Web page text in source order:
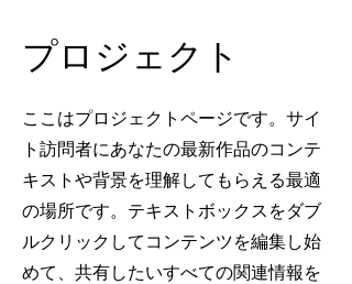
プロジェクト
ここはプロジェクトページです。サイ
ト訪問者にあなたの最新作品のコンテ
キストや背景を理解してもらえる最適
の場所です。テキストボックスをダブ
ルクリックしてコンテンツを編集し始
めて、共有したいすべての関連情報を